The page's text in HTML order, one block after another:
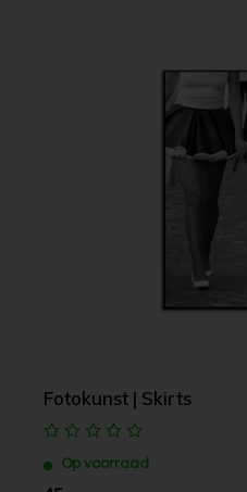
Fotokunst | Skirts
Op voorraad